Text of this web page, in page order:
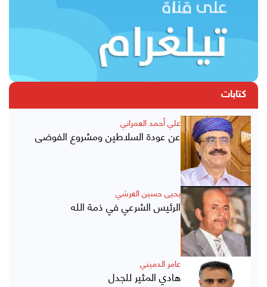
كتابات
علي أحمد العمراني
عن عودة السلاطين ومشروع الفوضى
يحيى حسين العرشي
الرئيس الشرعي في ذمة الله
عامر الدميني
هادي المثير للجدل